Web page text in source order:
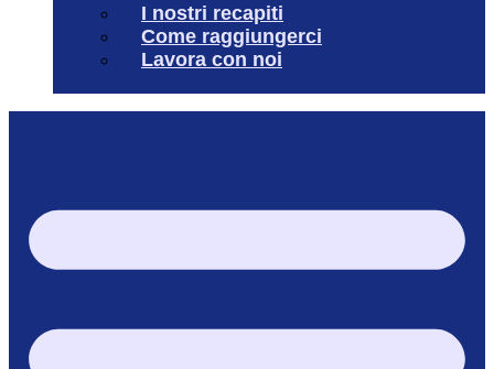
I nostri recapiti
Come raggiungerci
Lavora con noi